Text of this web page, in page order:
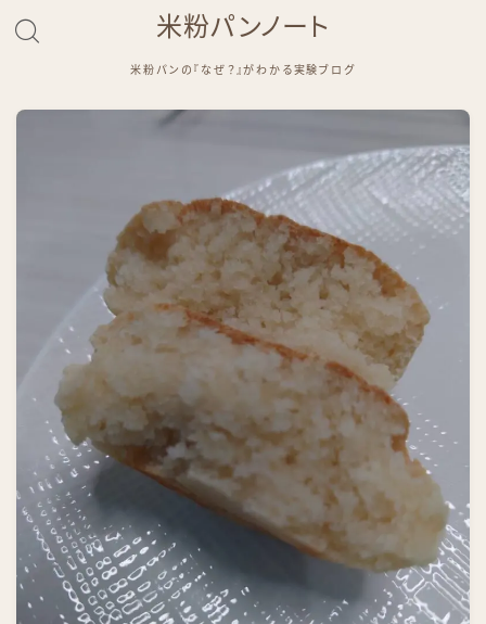
米粉パンノート
米粉パンの『なぜ？』がわかる実験ブログ